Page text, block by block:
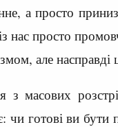
а просто
нас просто
але
з масових
чи готові ви